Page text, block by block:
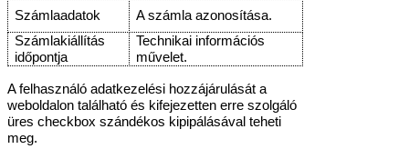
Számlaadatok
A számla azonosítása.
Számlakiállítás
időpontja
Technikai információs
művelet.
A felhasználó adatkezelési hozzájárulását a
weboldalon található és kifejezetten erre szolgáló
üres checkbox szándékos kipipálásával teheti
meg.